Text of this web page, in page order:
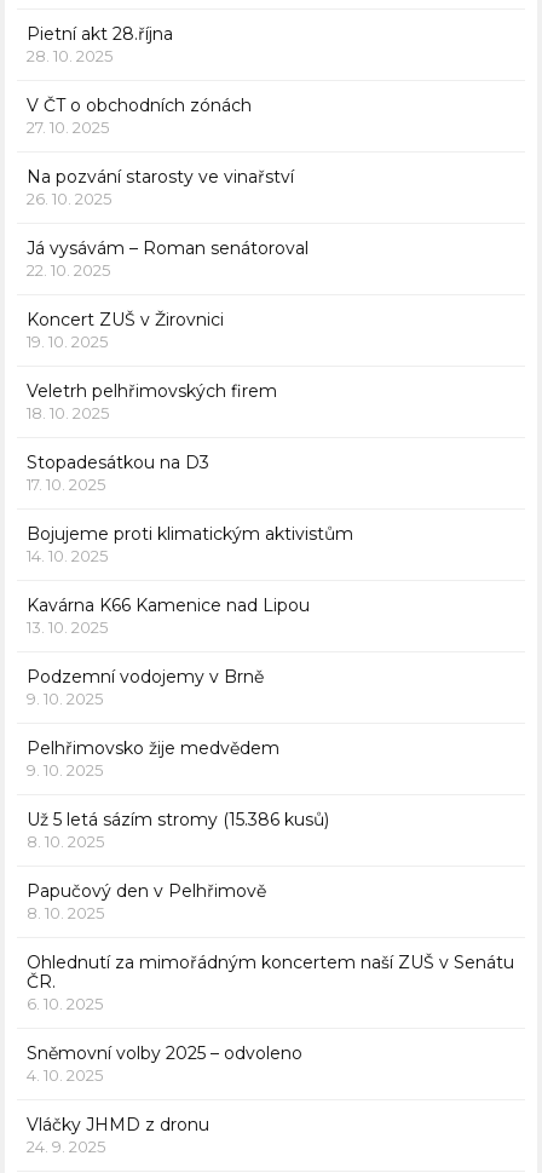
Pietní akt 28.října
28. 10. 2025
V ČT o obchodních zónách
27. 10. 2025
Na pozvání starosty ve vinařství
26. 10. 2025
Já vysávám – Roman senátoroval
22. 10. 2025
Koncert ZUŠ v Žirovnici
19. 10. 2025
Veletrh pelhřimovských firem
18. 10. 2025
Stopadesátkou na D3
17. 10. 2025
Bojujeme proti klimatickým aktivistům
14. 10. 2025
Kavárna K66 Kamenice nad Lipou
13. 10. 2025
Podzemní vodojemy v Brně
9. 10. 2025
Pelhřimovsko žije medvědem
9. 10. 2025
Už 5 letá sázím stromy (15.386 kusů)
8. 10. 2025
Papučový den v Pelhřimově
8. 10. 2025
Ohlednutí za mimořádným koncertem naší ZUŠ v Senátu
ČR.
6. 10. 2025
Sněmovní volby 2025 – odvoleno
4. 10. 2025
Vláčky JHMD z dronu
24. 9. 2025